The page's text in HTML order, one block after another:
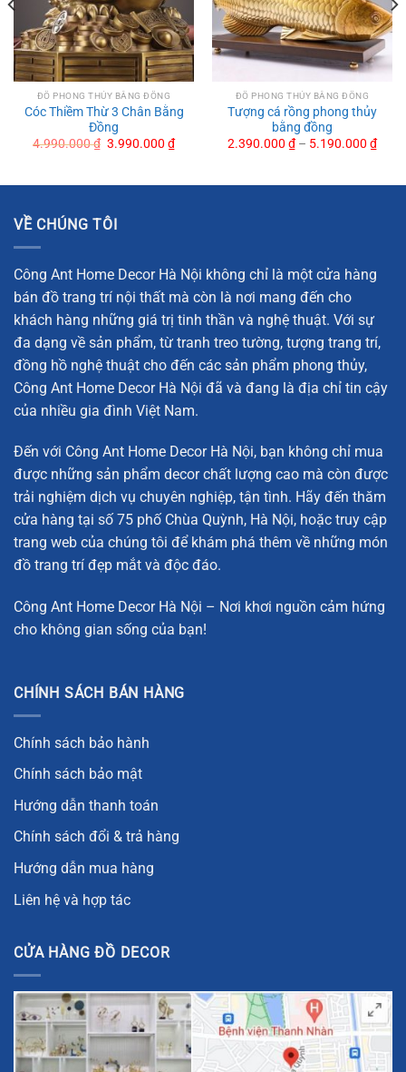
ĐỒ PHONG THỦY BẰNG ĐỒNG
Cóc Thiềm Thừ 3 Chân Bằng
Đồng
4.990.000₫ Original
3.990.000₫Current
price
ĐỒ PHONG THỦY BẰNG ĐỒNG
Tượng cá rồng phong thủy
bằng đồng
2.390.000 ₫– 5.190.000 ₫
VỀ CHÚNG TÔI
Công Ant Home Decor Hà Nội không chỉ là một cửa hàng
bán đồ trang trí nội thất mà còn là nơi mang đến cho
khách hàng những giá trị tinh thần và nghệ thuật. Với sự
đa dạng về sản phẩm, từ tranh treo tường, tượng trang trí,
đồng hồ nghệ thuật cho đến các sản phẩm phong thủy,
Công Ant Home Decor Hà Nội đã và đang là địa chỉ tin cậy
của nhiều gia đình Việt Nam.
Đến với Công Ant Home Decor Hà Nội, bạn không chỉ mua
được những sản phẩm decor chất lượng cao mà còn được
trải nghiệm dịch vụ chuyên nghiệp, tận tình. Hãy đến thăm
cửa hàng tại số 75 phố Chùa Quỳnh, Hà Nội, hoặc truy cập
trang web của chúng tôi để khám phá thêm về những món
đồ trang trí đẹp mắt và độc đáo.
Công Ant Home Decor Hà Nội – Nơi khơi nguồn cảm hứng
cho không gian sống của bạn!
CHÍNH SÁCH BÁN HÀNG
Chính sách bảo hành
Chính sách bảo mật
Hướng dẫn thanh toán
Chính sách đổi & trả hàng
Hướng dẫn mua hàng
Liên hệ và hợp tác
CỬA HÀNG ĐỒ DECOR